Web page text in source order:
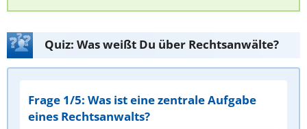
Quiz: Was weißt Du über Rechtsanwälte?
Frage 1/5: Was ist eine zentrale Aufgabe
eines Rechtsanwalts?